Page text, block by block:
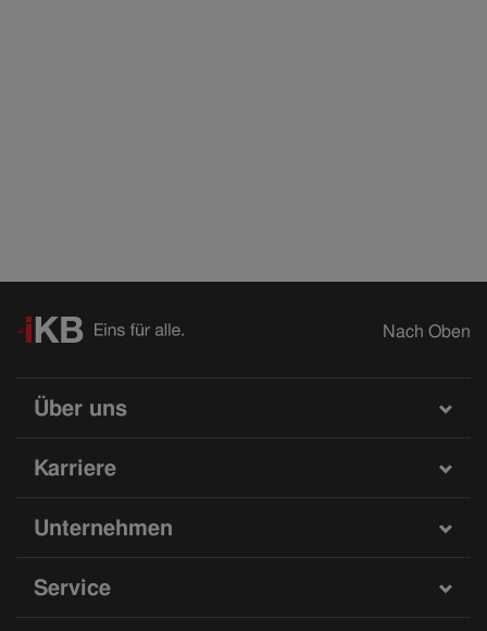
Nach Oben
Über uns
Karriere
Unternehmen
Service